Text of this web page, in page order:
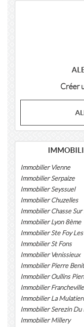
Créer
Immobilier Vienne
Immobilier Serpaize
Immobilier Seyssuel
Immobilier Chuzelles
Immobilier Chasse Sur
Immobilier Lyon 8ème
Immobilier Ste Foy Les
Immobilier St Fons
Immobilier Venissieux
Immobilier Pierre
Immobilier Oullins
Immobilier Francheville
Immobilier La
Immobilier Serezin Du
Immobilier Millery